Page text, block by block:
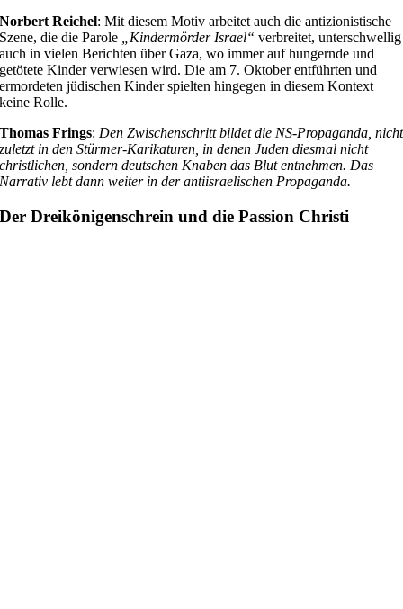
Norbert Reichel: Mit diesem Motiv arbeitet auch die antizionistische
Szene, die die Parole
„Kindermörder Israel“ verbreitet, unterschwellig
auch in vielen Berichten über Gaza, wo immer auf hungernde und
getötete Kinder verwiesen wird. Die am 7. Oktober entführten und
ermordeten jüdischen Kinder spielten hingegen in diesem Kontext
keine Rolle.
Thomas Frings: Den Zwischenschritt bildet die NS-Propaganda, nicht
zuletzt in den Stürmer-Karikaturen, in denen Juden diesmal nicht
christlichen, sondern deutschen Knaben das Blut entnehmen. Das
Narrativ lebt dann weiter in der antiisraelischen Propaganda.
Der Dreikönigenschrein und die Passion Christi